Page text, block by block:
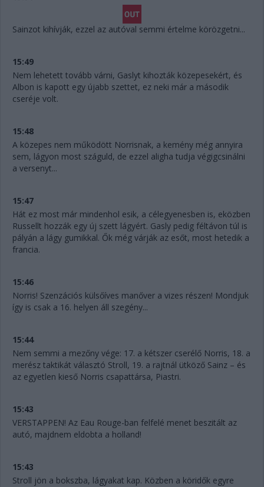
Sainzot kihívják, ezzel az autóval semmi értelme körözgetni...
15:49
Nem lehetett tovább várni, Gaslyt kihozták közepesekért, és
Albon is kapott egy újabb szettet, ez neki már a második
cseréje volt.
15:48
A közepes nem működött Norrisnak, a kemény még annyira
sem, lágyon most száguld, de ezzel aligha tudja végigcsinálni
a versenyt...
15:47
Hát ez most már mindenhol esik, a célegyenesben is, eközben
Russellt hozzák egy új szett lágyért. Gasly pedig féltávon túl is
pályán a lágy gumikkal. Ők még várják az esőt, most hetedik a
francia.
15:46
Norris! Szenzációs külsőíves manőver a vizes részen! Mondjuk
így is csak a 16. helyen áll szegény...
15:44
Nem semmi a mezőny vége: 17. a kétszer cserélő Norris, 18. a
merész taktikát választó Stroll, 19. a rajtnál ütköző Sainz – és
az egyetlen kieső Norris csapattársa, Piastri.
15:43
VERSTAPPEN! Az Eau Rouge-ban felfelé menet beszitált az
autó, majdnem eldobta a holland!
15:43
Stroll jön a bokszba, lágyakat kap. Közben a köridők egyre